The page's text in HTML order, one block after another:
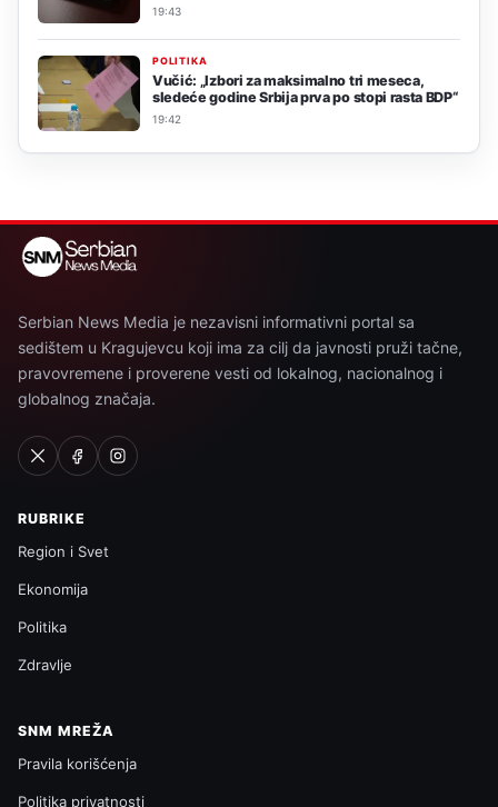
19:43
POLITIKA
Vučić: „Izbori za maksimalno tri meseca,
sledeće godine Srbija prva po stopi rasta BDP“
19:42
Serbian News Media je nezavisni informativni portal sa
sedištem u Kragujevcu koji ima za cilj da javnosti pruži tačne,
pravovremene i proverene vesti od lokalnog, nacionalnog i
globalnog značaja.
RUBRIKE
Region i Svet
Ekonomija
Politika
Zdravlje
SNM MREŽA
Pravila korišćenja
Politika privatnosti